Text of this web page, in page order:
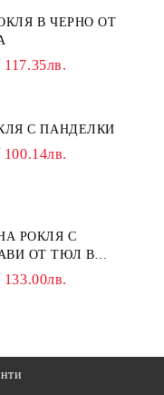
В ЧЕРНО ОТ
117.35лв.
С ПАНДЕЛКИ
100.14лв.
РОКЛЯ С
ОТ ТЮЛ В
133.00лв.